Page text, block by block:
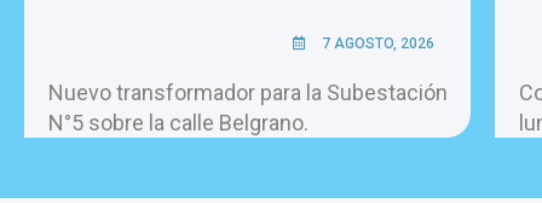
7 AGOSTO, 2026
Nuevo transformador para la Subestación
N°5 sobre la calle Belgrano.